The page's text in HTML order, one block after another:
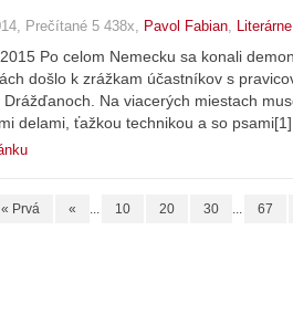
Prečítané 5 438x, Pavol Fabian, Literárne
Po celom Nemecku sa konali
došlo k zrážkam účastníkov s
Na viacerých miestach
delami, ťažkou technikou a so
« Prvá « ... 10 20 30 ... 67